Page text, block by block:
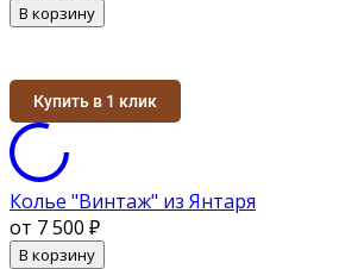
В корзину
Купить в 1 клик
Колье "Винтаж" из Янтаря
от 7 500 ₽
В корзину